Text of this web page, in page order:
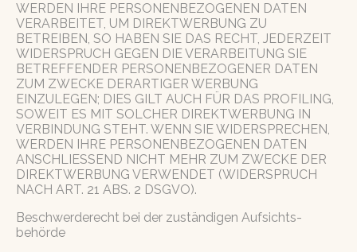
WERDEN IHRE PERSONENBEZOGENEN DATEN
VERARBEITET, UM DIREKTWERBUNG ZU
BETREIBEN, SO HABEN SIE DAS RECHT, JEDERZEIT
WIDERSPRUCH GEGEN DIE VERARBEITUNG SIE
BETREFFENDER PERSONENBEZOGENER DATEN
ZUM ZWECKE DERARTIGER WERBUNG
EINZULEGEN; DIES GILT AUCH FÜR DAS PROFILING,
SOWEIT ES MIT SOLCHER DIREKTWERBUNG IN
VERBINDUNG STEHT. WENN SIE WIDERSPRECHEN,
WERDEN IHRE PERSONENBEZOGENEN DATEN
ANSCHLIESSEND NICHT MEHR ZUM ZWECKE DER
DIREKTWERBUNG VERWENDET (WIDERSPRUCH
NACH ART. 21 ABS. 2 DSGVO).
Beschwerde­recht bei der zuständigen Aufsichts­
behörde